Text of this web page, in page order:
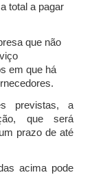
total a pagar
que não
em que há
previstas, a
que será
prazo de até
acima pode